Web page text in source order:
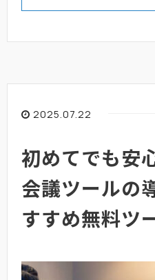
2025.07.22
初めてでも安
会議ツールの
すすめ無料ツ